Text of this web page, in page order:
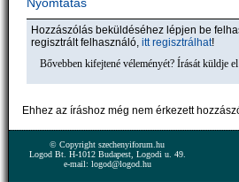
Hozzászólás beküldéséhez lépjen be
regisztrált felhasználó, itt regisztrálhat!
Bővebben kifejtené véleményét? Írását küldje el
Ehhez az íráshoz még nem érkezett
© Copyright szechenyiforum.hu
Logod Bt. H-1012 Budapest, Logodi u. 49.
e-mail: logod@logod.hu